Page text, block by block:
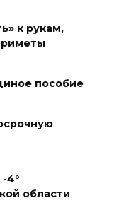
среди
и 30
к рукам,
пособие
4°
области